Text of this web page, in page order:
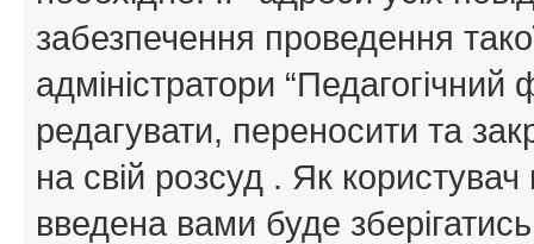
забезпечення проведення
адміністратори
редагувати, переносити та
на свій розсуд . Як
введена вами буде